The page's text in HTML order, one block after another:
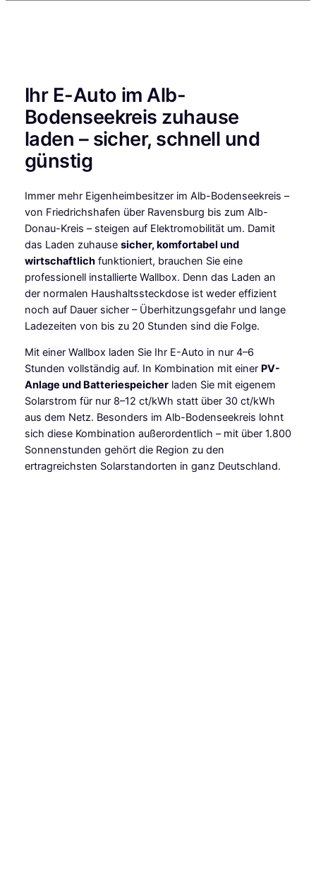
Ihr E-Auto im Alb-
Bodenseekreis zuhause
laden – sicher, schnell und
günstig
Immer mehr Eigenheimbesitzer im Alb-Bodenseekreis –
von Friedrichshafen über Ravensburg bis zum Alb-
Donau-Kreis – steigen auf Elektromobilität um. Damit
das Laden zuhause sicher, komfortabel und
wirtschaftlichfunktioniert, brauchen Sie eine
professionell installierte Wallbox. Denn das Laden an
der normalen Haushaltssteckdose ist weder effizient
noch auf Dauer sicher – Überhitzungsgefahr und lange
Ladezeiten von bis zu 20 Stunden sind die Folge.
Mit einer Wallbox laden Sie Ihr E-Auto in nur 4–6
Stunden vollständig auf. In Kombination mit einer PV-
Anlage und Batteriespeicherladen Sie mit eigenem
Solarstrom für nur 8–12 ct/kWh statt über 30 ct/kWh
aus dem Netz. Besonders im Alb-Bodenseekreis lohnt
sich diese Kombination außerordentlich – mit über 1.800
Sonnenstunden gehört die Region zu den
ertragreichsten Solarstandorten in ganz Deutschland.